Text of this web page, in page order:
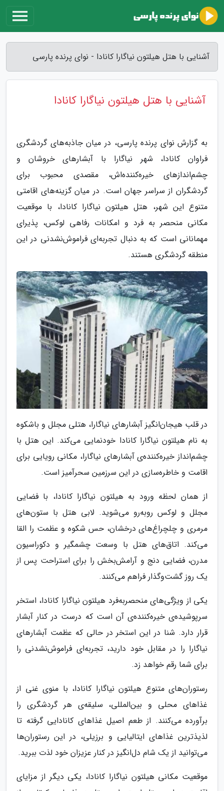
آشنایی با هتل هیلتون نیاگارا کانادا - نوای پرنده پارسی
آشنایی با هتل هیلتون نیاگارا کانادا
به گزارش نوای پرنده پارسی، در میان جاذبه‌های گردشگری
فراوان کانادا، شهر نیاگارا با آبشارهای خروشان و
چشم‌اندازهای خیره‌کننده‌اش، مقصدی محبوب برای
گردشگران از سراسر جهان است. در میان گزینه‌های اقامتی
متنوع این شهر، هتل هیلتون نیاگارا کانادا، با موقعیت
مکانی منحصر به فرد و امکانات رفاهی لوکس، پذیرای
مهمانانی است که به دنبال تجربه‌ای فراموش‌نشدنی در این
منطقه گردشگری هستند.
در قلب هیجان‌انگیز آبشارهای نیاگارا، هتلی مجلل و باشکوه
به نام هیلتون نیاگارا کانادا خودنمایی می‌کند. این هتل با
چشم‌انداز خیره‌کننده‌ی آبشارهای نیاگارا، مکانی رویایی برای
اقامت و خاطره‌سازی در این سرزمین سحرآمیز است.
از همان لحظه ورود به هیلتون نیاگارا کانادا، با فضایی
مجلل و لوکس روبه‌رو می‌شوید. لابی هتل با ستون‌های
مرمری و چلچراغ‌های درخشان، حس شکوه و عظمت را القا
می‌کند. اتاق‌های هتل با وسعت چشمگیر و دکوراسیون
مدرن، فضایی دنج و آرامش‌بخش را برای استراحت پس از
یک روز گشت‌وگذار فراهم می‌کنند.
یکی از ویژگی‌های منحصربه‌فرد هیلتون نیاگارا کانادا، استخر
سرپوشیده‌ی خیره‌کننده‌ی آن است که درست در کنار آبشار
قرار دارد. شنا در این استخر در حالی که عظمت آبشارهای
نیاگارا را در مقابل خود دارید، تجربه‌ای فراموش‌نشدنی را
برای شما رقم خواهد زد.
رستوران‌های متنوع هیلتون نیاگارا کانادا، با منوی غنی از
غذاهای محلی و بین‌المللی، سلیقه‌ی هر گردشگری را
برآورده می‌کنند. از طعم اصیل غذاهای کانادایی گرفته تا
لذیذترین غذاهای ایتالیایی و برزیلی، در این رستوران‌ها
می‌توانید از یک شام دل‌انگیز در کنار عزیزان خود لذت ببرید.
موقعیت مکانی هیلتون نیاگارا کانادا، یکی دیگر از مزایای